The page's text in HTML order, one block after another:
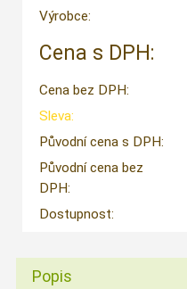
Výrobce:
Cena s DPH:
Cena bez DPH:
Sleva:
Původní cena s DPH:
Původní cena bez
DPH:
Dostupnost:
Popis